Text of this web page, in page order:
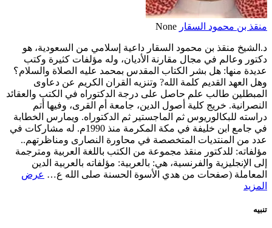
منقذ بن محمود السقار None
د.الشيخ منقذ بن محمود السقار داعية إسلامي من السعودية، هو
دكتور وعالم في مجال مقارنة الأديان، وله مؤلفات كثيرة وكتب
عديدة منها: هل بشر الكتاب المقدس بمحمد عليه الصلاة والسلام؟
وهل العهد القديم كلمة الله? وتنزيه القران الكريم عن دعاوى
المبطلين طالب علم حاصل على درجة الدكتوراه في الكتب والعقائد
النصرانية. خريج كلية أصول الدين، جامعة أم القرى، وفيها أتم
دراسته للبكالوريوس ثم الماجستير ثم الدكتوراه. ويمارس الخطابة
في جامع ابن خليفة في مكة المكرمة منذ 1990م. له مشاركات في
عدد من المنتديات المتخصصة في محاورة النصارى ومناظرتهم..
مؤلفاته: للدكتور منقذ مجموعة من الكتب باللغة العربية ومترجمة
إلى الإنجليزية والفرنسية، هي: بالعربية: مؤلفاته بالعربية الدين
المعاملة (صفحات من هدي الأسوة الحسنة صلى الله ع… عرض
المزيد
تنبيه